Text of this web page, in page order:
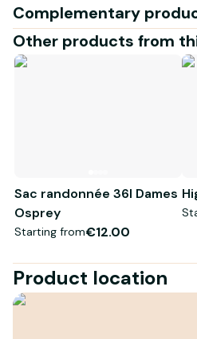
de crampons et à la micro chaîne
contrôle parfait sur la glace et la
sur des prairies sèches, humides,
Caractéristiques:
micro-corde et crampons
Boîtier compact en matériau
Élastomère de silicium de
coupe confortable et
léger
Complementary
Other products from
Sac randonnée 36l Dames
Osprey
Starting from€12.00
Product location